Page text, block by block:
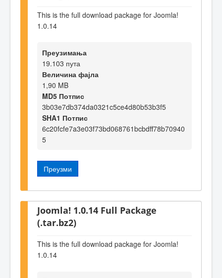
This is the full download package for Joomla!
1.0.14
Преузимања
19.103 пута
Величина фајла
1,90 MB
MD5 Потпис
3b03e7db374da0321c5ce4d80b53b3f5
SHA1 Потпис
6c20fcfe7a3e03f73bd068761bcbdff78b70940
5
Преузми
Joomla! 1.0.14 Full Package
(.tar.bz2)
This is the full download package for Joomla!
1.0.14